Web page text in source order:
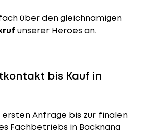
über den gleichnamigen
unserer Heroes an.
bis Kauf in
ersten Anfrage bis zur finalen
Fachbetriebs in Backnang